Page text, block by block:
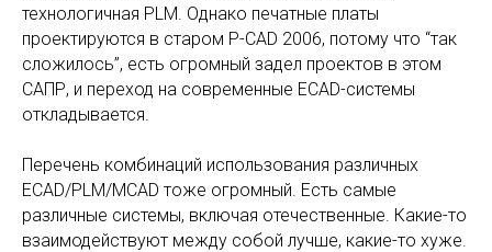
технологичная PLM. Однако печатные платы
проектируются в старом P-CAD 2006, потому что “так
сложилось”, есть огромный задел проектов в этом
САПР, и переход на современные ECAD-системы
откладывается.
Перечень комбинаций использования различных
ECAD/PLM/MCAD тоже огромный. Есть самые
различные системы, включая отечественные. Какие-то
взаимодействуют между собой лучше, какие-то хуже.